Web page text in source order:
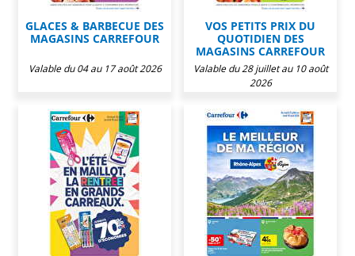
GLACES & BARBECUE DES
MAGASINS CARREFOUR
Valable du 04 au 17 août 2026
VOS PETITS PRIX DU
QUOTIDIEN DES
MAGASINS CARREFOUR
Valable du 28 juillet au 10 août
2026